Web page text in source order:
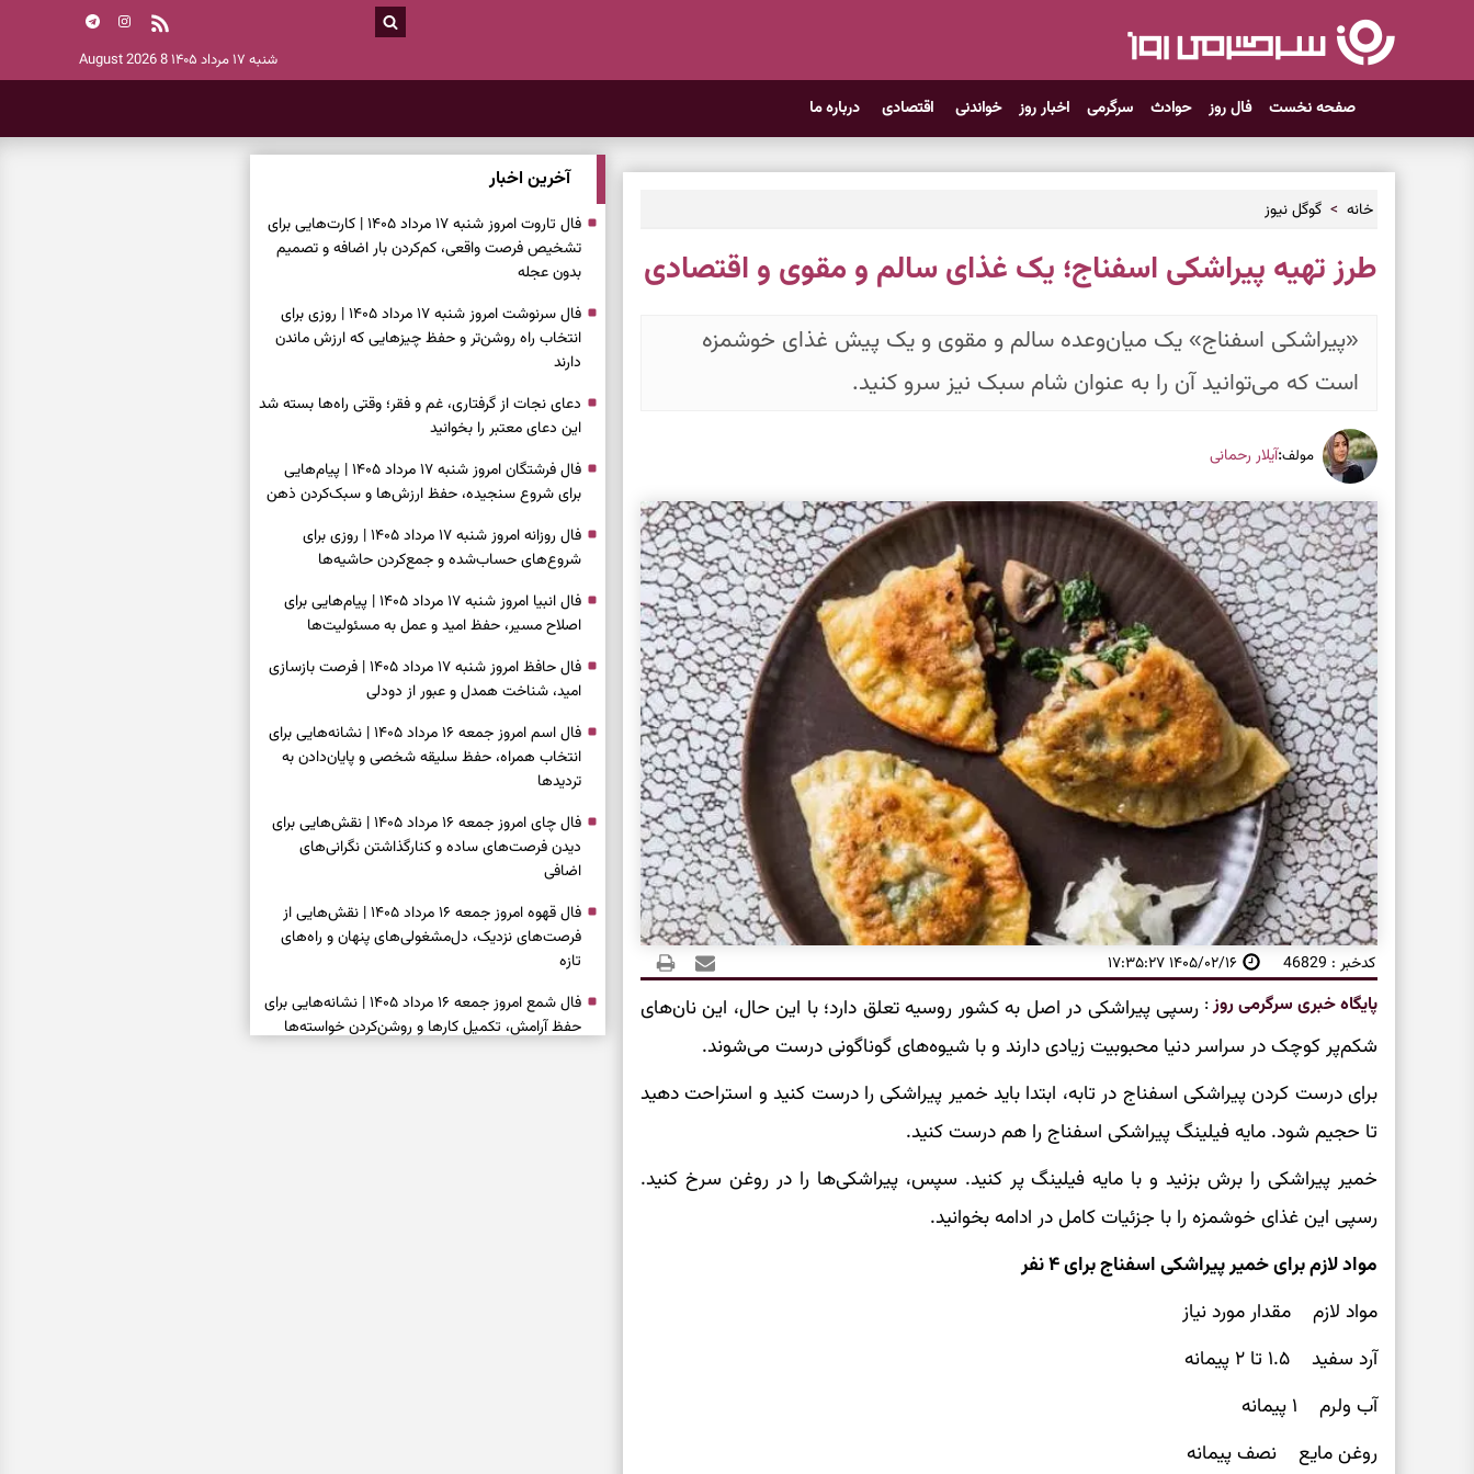
شنبه ۱۷ مرداد ۱۴۰۵ 8 August 2026
صفحه نخست فال روز حوادث سرگرمی اخبار روز خواندنی اقتصادی درباره ما
خانه گوگل نیوز
طرز تهیه پیراشکی اسفناج؛ یک غذای سالم و مقوی و اقتصادی
«پیراشکی اسفناج» یک میان‌وعده سالم و مقوی و یک پیش غذای خوشمزه
است که می‌توانید آن را به عنوان شام سبک نیز سرو کنید.
مولف:آیلار رحمانی
کدخبر : 46829 ۱۴۰۵/۰۲/۱۶ ۱۷:۳۵:۲۷
پایگاه خبری سرگرمی روز: رسپی پیراشکی در اصل به کشور روسیه تعلق دارد؛ با این حال، این نان‌های
شکم‌پر کوچک در سراسر دنیا محبوبیت زیادی دارند و با شیوه‌های گوناگونی درست می‌شوند.
برای درست کردن پیراشکی اسفناج در تابه، ابتدا باید خمیر پیراشکی را درست کنید و استراحت دهید
تا حجیم شود. مایه فیلینگ پیراشکی اسفناج را هم درست کنید.
خمیر پیراشکی را برش بزنید و با مایه فیلینگ پر کنید. سپس، پیراشکی‌ها را در روغن سرخ کنید.
رسپی این غذای خوشمزه را با جزئیات کامل در ادامه بخوانید.
مواد لازم برای خمیر پیراشکی اسفناج برای ۴ نفر
مواد لازم مقدار مورد نیاز
آرد سفید ۱.۵ تا ۲ پیمانه
آب ولرم ۱ پیمانه
روغن مایع نصف پیمانه
آخرین اخبار
فال تاروت امروز شنبه ۱۷ مرداد ۱۴۰۵ | کارت‌هایی برای
تشخیص فرصت واقعی، کم‌کردن بار اضافه و تصمیم
بدون عجله
فال سرنوشت امروز شنبه ۱۷ مرداد ۱۴۰۵ | روزی برای
انتخاب راه روشن‌تر و حفظ چیزهایی که ارزش ماندن
دارند
دعای نجات از گرفتاری، غم و فقر؛ وقتی راه‌ها بسته شد
این دعای معتبر را بخوانید
فال فرشتگان امروز شنبه ۱۷ مرداد ۱۴۰۵ | پیام‌هایی
برای شروع سنجیده، حفظ ارزش‌ها و سبک‌کردن ذهن
فال روزانه امروز شنبه ۱۷ مرداد ۱۴۰۵ | روزی برای
شروع‌های حساب‌شده و جمع‌کردن حاشیه‌ها
فال انبیا امروز شنبه ۱۷ مرداد ۱۴۰۵ | پیام‌هایی برای
اصلاح مسیر، حفظ امید و عمل به مسئولیت‌ها
فال حافظ امروز شنبه ۱۷ مرداد ۱۴۰۵ | فرصت بازسازی
امید، شناخت همدل و عبور از دودلی
فال اسم امروز جمعه ۱۶ مرداد ۱۴۰۵ | نشانه‌هایی برای
انتخاب همراه، حفظ سلیقه شخصی و پایان‌دادن به
تردیدها
فال چای امروز جمعه ۱۶ مرداد ۱۴۰۵ | نقش‌هایی برای
دیدن فرصت‌های ساده و کنارگذاشتن نگرانی‌های
اضافی
فال قهوه امروز جمعه ۱۶ مرداد ۱۴۰۵ | نقش‌هایی از
فرصت‌های نزدیک، دل‌مشغولی‌های پنهان و راه‌های
تازه
فال شمع امروز جمعه ۱۶ مرداد ۱۴۰۵ | نشانه‌هایی برای
حفظ آرامش، تکمیل کارها و روشن‌کردن خواسته‌ها